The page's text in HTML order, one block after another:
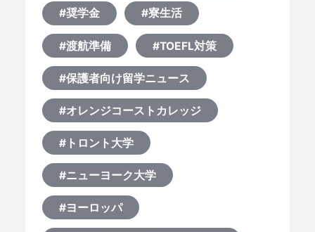
#奨学金 #寮生活
#渡航準備 #TOEFL対策
#保護者向け留学ニュース
#オレンジコーストカレッジ
#トロント大学
#ニューヨーク大学
#ヨーロッパ